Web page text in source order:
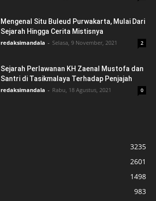
Mengenal Situ Buleud Purwakarta, Mulai Dari
Sejarah Hingga Cerita Mistisnya
redaksimandala - Selasa, 9 November, 2021 2
Sejarah Perlawanan KH Zaenal Mustofa dan
Santri di Tasikmalaya Terhadap Penjajah
redaksimandala - Rabu, 18 Agustus, 2021 0
3235
2601
1498
983